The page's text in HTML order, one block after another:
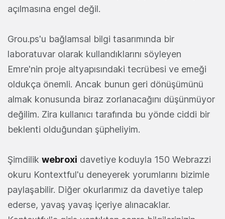
açılmasına engel değil.
Grou.ps'u bağlamsal bilgi tasarımında bir
laboratuvar olarak kullandıklarını söyleyen
Emre'nin proje altyapısındaki tecrübesi ve emeği
oldukça önemli. Ancak bunun geri dönüşümünü
almak konusunda biraz zorlanacağını düşünmüyor
değilim. Zira kullanıcı tarafında bu yönde ciddi bir
beklenti olduğundan şüpheliyim.
Şimdilik webroxi davetiye koduyla 150 Webrazzi
okuru Kontextful'u deneyerek yorumlarını bizimle
paylaşabilir. Diğer okurlarımız da davetiye talep
ederse, yavaş yavaş içeriye alınacaklar.